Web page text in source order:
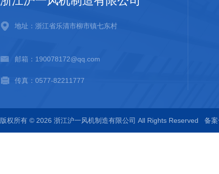
地址：浙江省乐清市柳市镇七东村
邮箱：190078172@qq.com
传真：0577-82211777
版权所有 © 2026 浙江沪一风机制造有限公司 All Rights Reserved 备